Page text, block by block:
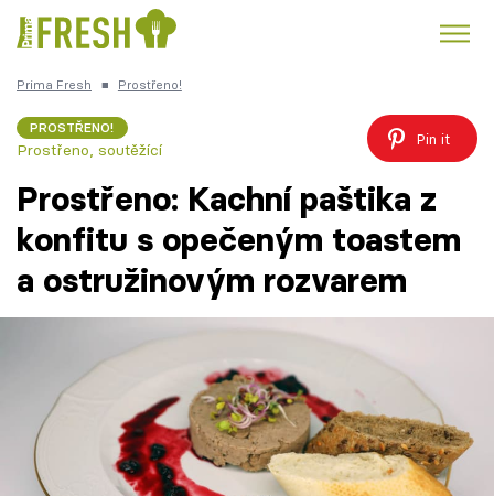
Česká kuchyně
Témata
Články
TV Program
Prima Fresh ■ Prostřeno!
PROSTŘENO!
Prostřeno, soutěžící
Pin it
Prostřeno: Kachní paštika z
konfitu s opečeným toastem
a ostružinovým rozvarem